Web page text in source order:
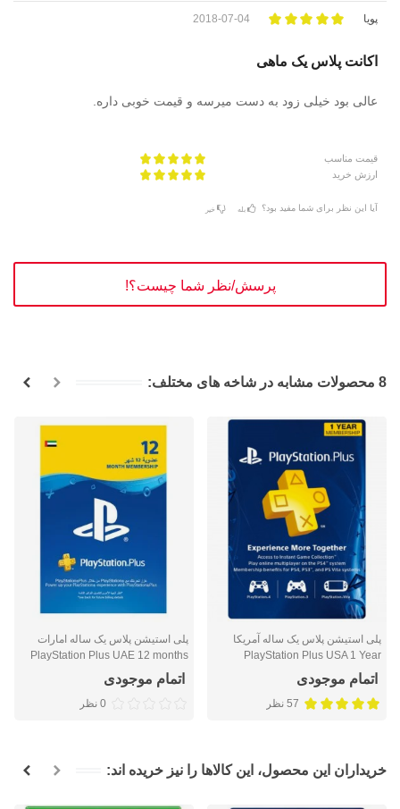
پویا 2018-07-04
اکانت پلاس یک ماهی
عالی بود خیلی زود به دست میرسه و قیمت خوبی داره.
قیمت مناسب
ارزش خرید
آیا این نظر برای شما مفید بود؟ بله خیر
پرسش/نظر شما چیست؟!
8 محصولات مشابه در شاخه های مختلف:
پلی استیشن پلاس یک ساله آمریکا
PlayStation Plus USA 1 Year
اتمام موجودی
57 نظر
پلی استیشن پلاس یک ساله امارات
PlayStation Plus UAE 12 months
اتمام موجودی
0 نظر
خریداران این محصول، این کالاها را نیز خریده اند: